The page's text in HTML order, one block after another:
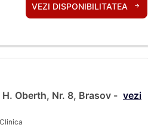
VEZI DISPONIBILITATEA
Oberth, Nr. 8, Brasov - vezi